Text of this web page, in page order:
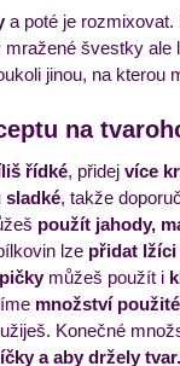
a poté je rozmixovat.
švestky ale
jinou, na kterou
na
řídké, přidej více
sladké, takže
použít jahody,
lze přidat
můžeš použít i
množství
Konečné
a aby držely tvar.